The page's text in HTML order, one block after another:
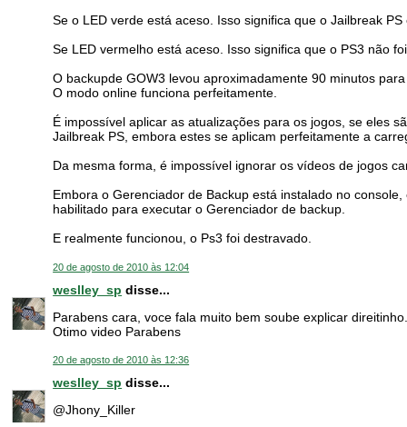
Se o LED verde está aceso. Isso significa que o Jailbreak
Se LED vermelho está aceso. Isso significa que o PS3 não
O backupde GOW3 levou aproximadamente 90 minutos
O modo online funciona perfeitamente.
É impossível aplicar as atualizações para os jogos, se eles
Jailbreak PS, embora estes se aplicam perfeitamente a
Da mesma forma, é impossível ignorar os vídeos de jogos
Embora o Gerenciador de Backup está instalado no
habilitado para executar o Gerenciador de backup.
E realmente funcionou, o Ps3 foi destravado.
20 de agosto de 2010 às 12:04
weslley_sp disse...
Parabens cara, voce fala muito bem soube explicar
Otimo video Parabens
20 de agosto de 2010 às 12:36
weslley_sp disse...
@Jhony_Killer